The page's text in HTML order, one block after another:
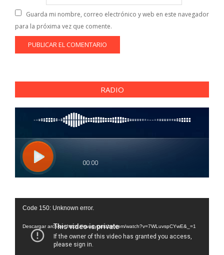
Guarda mi nombre, correo electrónico y web en este navegador
para la próxima vez que comente.
RADIO
Reproductor
vídeo
Code 150: Unknown error.
Descargar archivo: https://www.youtube.com/watch?v=7WLuvspCYwE&_=1